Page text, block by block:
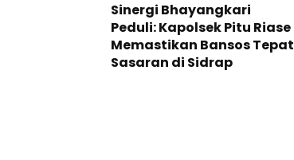
Sinergi Bhayangkari
Peduli: Kapolsek Pitu Riase
Memastikan Bansos Tepat
Sasaran di Sidrap